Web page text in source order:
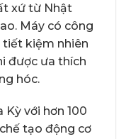
xứ từ Nhật
Máy có công
tiết kiệm nhiên
được ưa thích
hóc.
với hơn 100
tạo động cơ